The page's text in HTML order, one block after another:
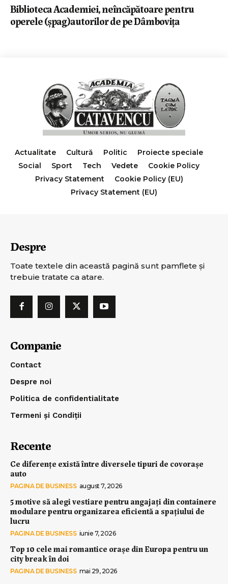
Biblioteca Academiei, neîncăpătoare pentru
operele (șpag)autorilor de pe Dâmbovița
Actualitate Cultură Politic
Proiecte speciale
Social
Sport Tech Vedete
Cookie Policy
Privacy Statement
Cookie Policy (EU)
Privacy Statement (EU)
Despre
Toate textele din această pagină sunt pamflete şi
trebuie tratate ca atare.
Companie
Contact
Despre noi
Politica de confidentialitate
Termeni și Condiții
Recente
Ce diferențe există între diversele tipuri de covorașe
auto
PAGINA DE BUSINESS august 7, 2026
5 motive să alegi vestiare pentru angajați din containere
modulare pentru organizarea eficientă a spațiului de
lucru
PAGINA DE BUSINESS iunie 7, 2026
Top 10 cele mai romantice orașe din Europa pentru un
city break în doi
PAGINA DE BUSINESS mai 29, 2026